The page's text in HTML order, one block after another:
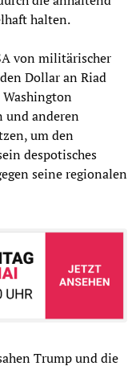
halten.
von militärischer
Dollar an Riad
und anderen
um den
despotisches
seine regionalen
Trump und die